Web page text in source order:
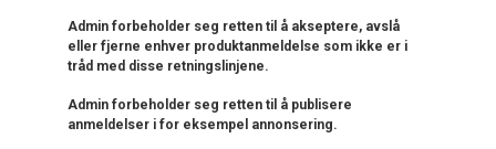
Admin forbeholder seg retten til å akseptere, avslå
eller fjerne enhver produktanmeldelse som ikke er i
tråd med disse retningslinjene.
Admin forbeholder seg retten til å publisere
anmeldelser i for eksempel annonsering.